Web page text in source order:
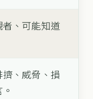
、可能知道
、威脅、損